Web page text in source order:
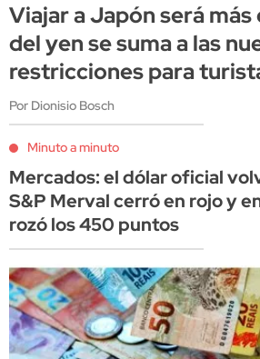
Viajar a Japón será más
del yen se suma a las
restricciones para
Por Dionisio Bosch
Minuto a minuto
Mercados: el dólar oficial
S&P Merval cerró en rojo y
rozó los 450 puntos